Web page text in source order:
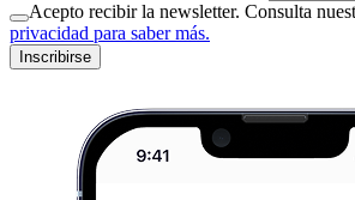
Acepto recibir la newsletter. Consulta
privacidad para saber más.
Inscribirse